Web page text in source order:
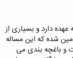
دارد و بسیاری از
شده که این مساله
و باغچه بندی می